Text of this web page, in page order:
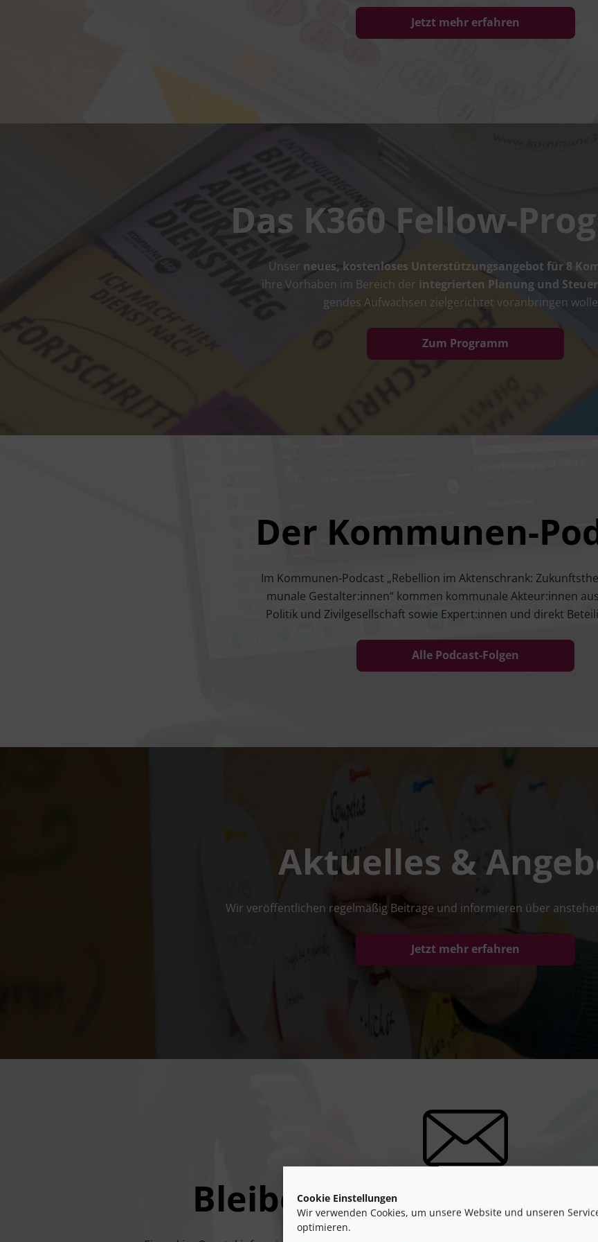
Cookie Einstellungen
Wir verwenden Cookies, um unsere Website und unseren
optimieren.
Jetzt mehr erfahren
Das K360 Fellow-
Unser neu­es, kos­ten­lo­ses Unter­stüt­zungs­an­ge­bot für 8
ihre Vor­ha­ben im Bereich der inte­grier­ten Pla­nung und
gen­des Auf­wach­sen ziel­ge­rich­tet vor­an­brin­gen
Zum Programm
Der Kommunen-
Im Kom­­mu­­nen-Pod­­cast ​„Rebel­li­on im Akten­schrank:
mu­na­le Gestalter:innen“ kom­men kom­mu­na­le Akteur:innen
Poli­tik und Zivil­ge­sell­schaft sowie Expert:innen und direkt
Alle Podcast-Folgen
Aktuelles &
Wir ver­öf­fent­li­chen regel­mä­ßig Bei­tra­ge und infor­mie­ren über
Jetzt mehr erfahren
Bleiben Sie auf dem